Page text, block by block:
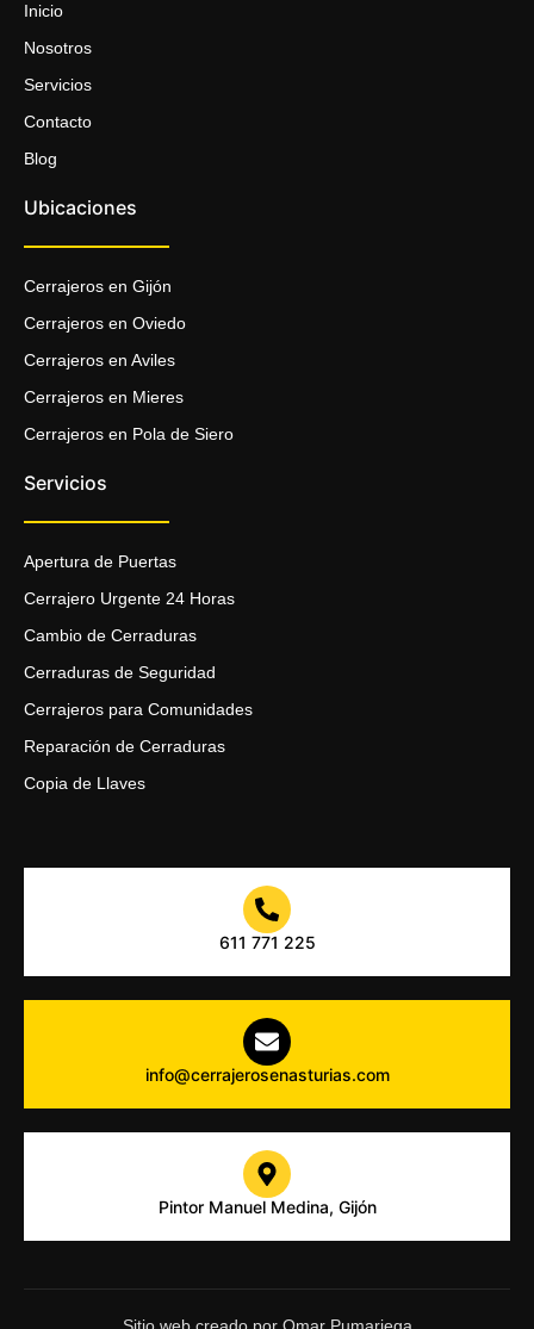
Inicio
Nosotros
Servicios
Contacto
Blog
Ubicaciones
Cerrajeros en Gijón
Cerrajeros en Oviedo
Cerrajeros en Aviles
Cerrajeros en Mieres
Cerrajeros en Pola de Siero
Servicios
Apertura de Puertas
Cerrajero Urgente 24 Horas
Cambio de Cerraduras
Cerraduras de Seguridad
Cerrajeros para Comunidades
Reparación de Cerraduras
Copia de Llaves
611 771 225
info@cerrajerosenasturias.com
Pintor Manuel Medina, Gijón